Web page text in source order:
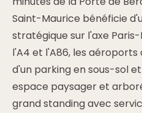
Saint-Maurice bénéficie
stratégique sur l'axe
l'A4 et l'A86, les aéroports
d'un parking en sous-sol
espace paysager et
grand standing avec